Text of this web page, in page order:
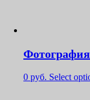
Фотография
0 руб. Select